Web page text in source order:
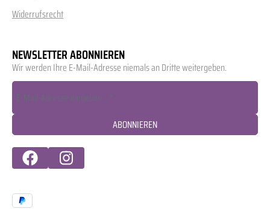
Widerrufsrecht
NEWSLETTER ABONNIEREN
Wir werden Ihre E-Mail-Adresse niemals an Dritte weitergeben.
ABONNIEREN